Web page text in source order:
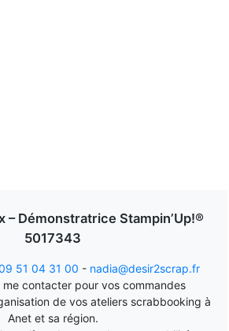
– Démonstratrice Stampin’Up!®
5017343
51 04 31 00 - nadia@desir2scrap.fr
contacter pour vos commandes
de vos ateliers scrabbooking à
Anet et sa région.